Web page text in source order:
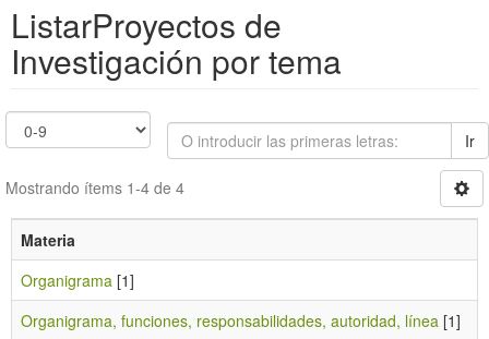
ListarProyectos de
Investigación por tema
Ir
Mostrando ítems 1-4 de 4
Materia
Organigrama [1]
Organigrama, funciones, responsabilidades, autoridad, línea [1]